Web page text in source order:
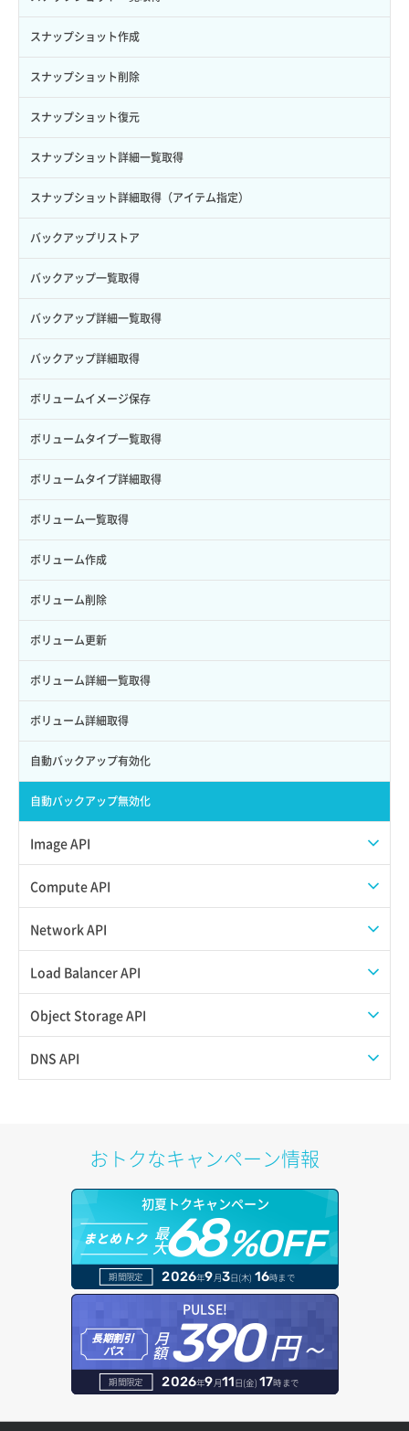
Credential削除
Credential詳細取得
サブユーザーからロールを紐づけ解除
サブユーザーにロールを紐づけ
サブユーザー一覧取得
サブユーザー作成
サブユーザー削除
サブユーザー更新
サブユーザー詳細取得
トークン発行
パーミッション一覧取得
ロールからパーミッションを紐づけ解除
ロールにパーミッションを紐づけ
ロール一覧取得
ロール作成
ロール削除
ロール更新
ロール詳細取得
スナップショット作成
スナップショット削除
スナップショット復元
スナップショット詳細一覧取得
スナップショット詳細取得（アイテム指定）
バックアップリストア
バックアップ一覧取得
バックアップ詳細一覧取得
バックアップ詳細取得
ボリュームイメージ保存
ボリュームタイプ一覧取得
ボリュームタイプ詳細取得
ボリューム一覧取得
ボリューム作成
ボリューム削除
ボリューム更新
ボリューム詳細一覧取得
ボリューム詳細取得
自動バックアップ有効化
自動バックアップ無効化
Image API
ISOイメージアップロード
ISOイメージ作成
イメージ一覧取得
イメージ保存容量変更
イメージ詳細取得
Compute API
ISOイメージ挿入/排出
SSHキーペア一覧取得
SSHキーペア作成
アタッチ済みポート詳細取得
アタッチ済みボリューム一覧
アタッチ済みボリューム詳細取得
コンソールURL発行
サーバーに紐づくアドレス取得
サーバーに紐づくアドレス取得（ネットワーク指定）
Network API
QoSポリシー一覧取得
QoSポリシー詳細取得
サブネット一覧取得
サブネット詳細取得
セキュリティグループ ルール一覧取得
セキュリティグループ ルール作成
セキュリティグループ ルール削除
セキュリティグループ ルール詳細取得
セキュリティグループ一覧取得
Load Balancer API
プール一覧取得
プール作成
ヘルスモニタ一覧取得
ヘルスモニタ作成
ヘルスモニタ削除
ヘルスモニタ更新
ヘルスモニタ詳細取得
Object Storage API
Web公開
オブジェクトダウンロード
オブジェクトバージョン管理
オブジェクト一覧取得
オブジェクト削除
オブジェクト削除予約
オブジェクト複製
DNS API
ドメイン情報登録
ドメイン詳細取得
レコード一覧取得
レコード作成
レコード更新
おトクなキャンペーン情報
初夏トクキャンペーン
まとめトク 最
大68%OFF
期間限定 2026年9月3日(木) 16時まで
PULSE!
長期割引
パス
月
額390円～
期間限定 2026年9月11日(金) 17時まで